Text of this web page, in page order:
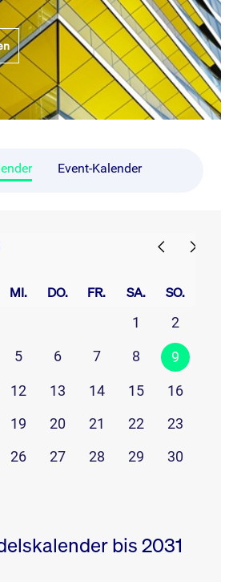
Event-Kalender
MI. DO. FR. SA. SO.
1
2
5 6 7 8 9
12 13 14 15
16
19 20 21 22
23
26 27 28 29
30
bis 2031